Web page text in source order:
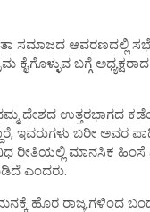
ಸಮಾಜದ ಆವರಣದಲ್ಲಿ
ಕೈಗೊಳ್ಳುವ ಬಗ್ಗೆ
ನಮ್ಮ ದೇಶದ ಉತ್ತರಭಾಗದ
ಇವರುಗಳು ಬರೀ ಅವರ
ರೀತಿಯಲ್ಲಿ ಮಾನಸಿಕ ಹಿಂಸೆ
ಎಂದರು.
ಹೊರ ರಾಜ್ಯಗಳಿಂದ